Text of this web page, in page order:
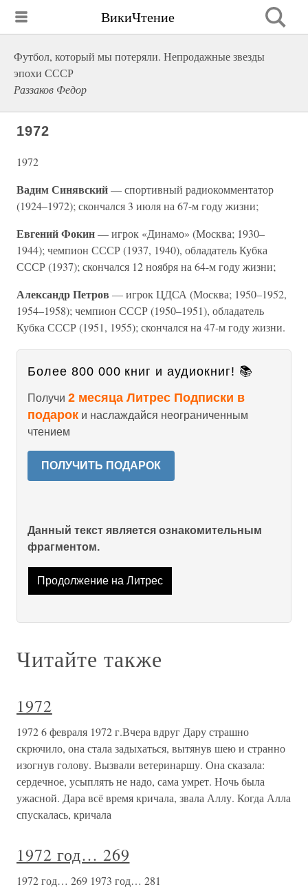
ВикиЧтение
Футбол, который мы потеряли. Непродажные звезды
эпохи СССР
Раззаков Федор
1972
1972
Вадим Синявский— спортивный радиокомментатор
(1924–1972); скончался 3 июля на 67-м году жизни;
Евгений Фокин— игрок «Динамо» (Москва; 1930–
1944); чемпион СССР (1937, 1940), обладатель Кубка
СССР (1937); скончался 12 ноября на 64-м году жизни;
Александр Петров — игрок ЦДСА (Москва; 1950–1952,
1954–1958); чемпион СССР (1950–1951), обладатель
Кубка СССР (1951, 1955); скончался на 47-м году жизни.
Более 800 000 книг и аудиокниг! 📚
Получи 2 месяца Литрес Подписки в
подарок и наслаждайся неограниченным
чтением
ПОЛУЧИТЬ ПОДАРОК
Данный текст является ознакомительным
фрагментом.
Продолжение на Литрес
Читайте также
1972
1972 6 февраля 1972 г.Вчера вдруг Дару страшно
скрючило, она стала задыхаться, вытянув шею и странно
изогнув голову. Вызвали ветеринаршу. Она сказала:
сердечное, усыплять не надо, сама умрет. Ночь была
ужасной. Дара всё время кричала, звала Аллу. Когда Алла
спускалась, кричала
1972 год… 269
1972 год… 269 1973 год… 281